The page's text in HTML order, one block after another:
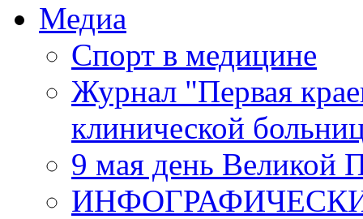
Медиа
Спорт в медицине
Журнал "Первая
клинической
9 мая день Великой